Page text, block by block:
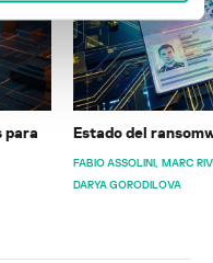
para
Estado del
FABIO ASSOLINI MARC
DARYA GORODILOVA